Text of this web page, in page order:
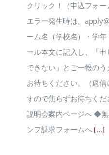
クリック！（申込フォ
エラー発生時は、
ーム名（学校名）・学
ール本文に記入し、「
できない」とご一報の
お待ちください。（返
すので焦らずお待ちく
説明会案内ページへ ◆
ンフ請求フォームへ [...]